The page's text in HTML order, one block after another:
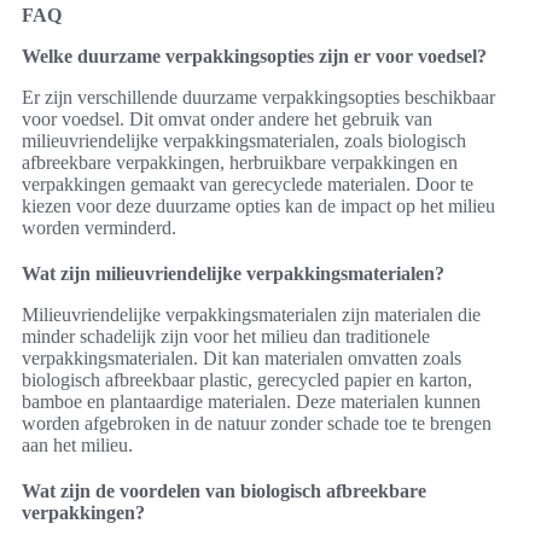
FAQ
Welke duurzame verpakkingsopties zijn er voor voedsel?
Er zijn verschillende duurzame verpakkingsopties beschikbaar
voor voedsel. Dit omvat onder andere het gebruik van
milieuvriendelijke verpakkingsmaterialen, zoals biologisch
afbreekbare verpakkingen, herbruikbare verpakkingen en
verpakkingen gemaakt van gerecyclede materialen. Door te
kiezen voor deze duurzame opties kan de impact op het milieu
worden verminderd.
Wat zijn milieuvriendelijke verpakkingsmaterialen?
Milieuvriendelijke verpakkingsmaterialen zijn materialen die
minder schadelijk zijn voor het milieu dan traditionele
verpakkingsmaterialen. Dit kan materialen omvatten zoals
biologisch afbreekbaar plastic, gerecycled papier en karton,
bamboe en plantaardige materialen. Deze materialen kunnen
worden afgebroken in de natuur zonder schade toe te brengen
aan het milieu.
Wat zijn de voordelen van biologisch afbreekbare
verpakkingen?